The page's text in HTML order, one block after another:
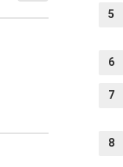
5
6
7
8